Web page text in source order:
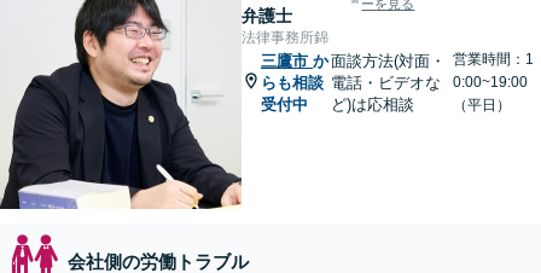
弁護士
ーを見る
法律事務所錦
三鷹市 か
らも相談
受付中
面談方法(対面・
電話・ビデオな
ど)は応相談
営業時間：1
0:00~19:00
（平日）
会社側の労働トラブル